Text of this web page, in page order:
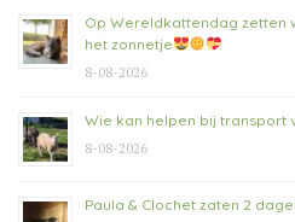
Op Wereldkattendag zetten
het zonnetje
8-08-2026
Wie kan helpen bij transport
8-08-2026
Paula & Clochet zaten 2